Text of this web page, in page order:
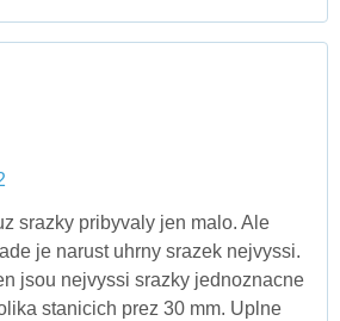
srazky pribyvaly jen malo. Ale
je narust uhrny srazek nejvyssi.
jsou nejvyssi srazky jednoznacne
stanicich prez 30 mm. Uplne